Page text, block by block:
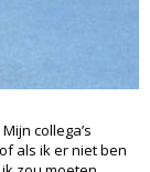
collega’s
als ik er niet ben